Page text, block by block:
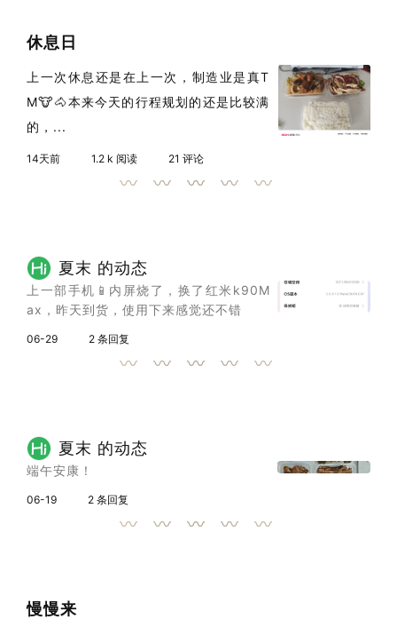
休息日
上一次休息还是在上一次，制造业是真T
M🐮🐴本来今天的行程规划的还是比较满
的，...
14天前 1.2 k 阅读 21 评论
夏末 的动态
上一部手机📱内屏烧了，换了红米k90M
ax，昨天到货，使用下来感觉还不错
06-29 2 条回复
夏末 的动态
端午安康！
06-19 2 条回复
慢慢来